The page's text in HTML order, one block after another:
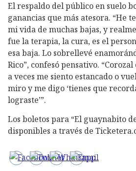
El respaldo del público en suelo
ganancias que más atesora. “He
mi vida de muchas bajas, y
fue la terapia, la cura, es el
esa baja. Lo sobrellevé
Rico”, confesó pensativo.
a veces me siento estancado o
miro y me digo ‘tienes que
lograste’”.
Los boletos para “El guaynabito
disponibles a través de